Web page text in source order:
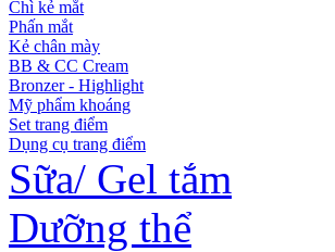
Chì kẻ mắt
Phấn mắt
Kẻ chân mày
BB & CC Cream
Bronzer - Highlight
Mỹ phẩm khoáng
Set trang điểm
Dụng cụ trang điểm
Sữa/ Gel tắm
Dưỡng thể